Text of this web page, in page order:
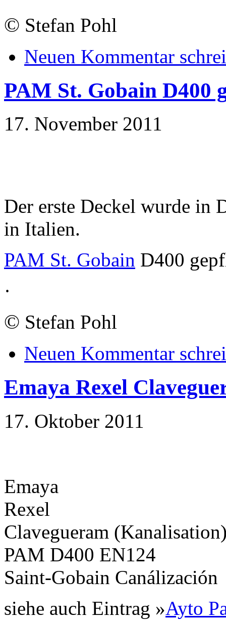
© Stefan Pohl
Neuen Kommentar
PAM St. Gobain D400
17. November 2011
Der erste Deckel wurde in
in Italien.
PAM St. Gobain D400
·
© Stefan Pohl
Neuen Kommentar
Emaya Rexel
17. Oktober 2011
Emaya
Rexel
Clavegueram
PAM D400 EN124
Saint-Gobain Canálización
siehe auch Eintrag »Ayto